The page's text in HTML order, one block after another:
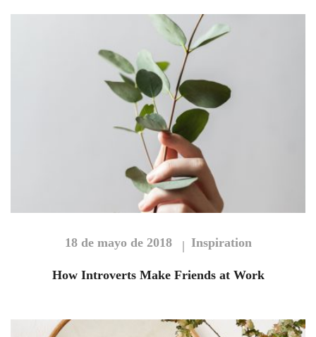
18 de mayo de 2018 Inspiration
How Introverts Make Friends at Work